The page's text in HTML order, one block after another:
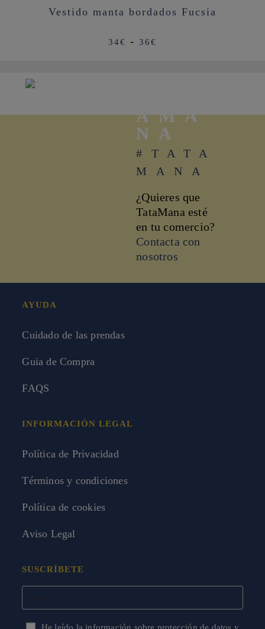
Vestido manta bordados Fucsia
34€ - 36€
AMA
NA
#TATA
MANA
¿Quieres que
TataMana esté
en tu comercio?
Contacta con
nosotros
AYUDA
Cuidado de las prendas
Guia de Compra
FAQS
INFORMACIÓN LEGAL
Política de Privacidad
Términos y condiciones
Política de cookies
Aviso Legal
SUSCRÍBETE